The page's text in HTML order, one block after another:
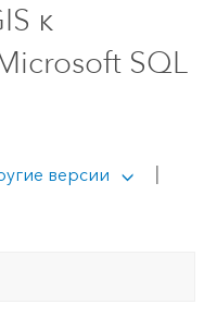
к
SQL
версии